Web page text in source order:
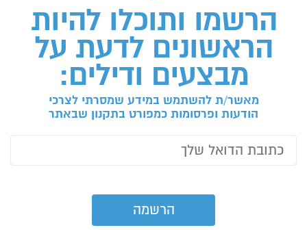
הרשמו ותוכלו להיות
הראשונים לדעת על
מבצעים ודילים:
מאשר/ת להשתמש במידע שמסרתי לצרכי
הודעות ופרסומות כמפורט בתקנון שבאתר